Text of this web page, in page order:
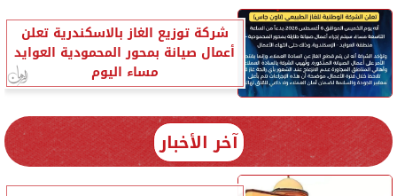
شركة توزيع الغاز بالاسكندرية تعلن
أعمال صيانة بمحور المحمودية العوايد
مساء اليوم
آخر الأخبار